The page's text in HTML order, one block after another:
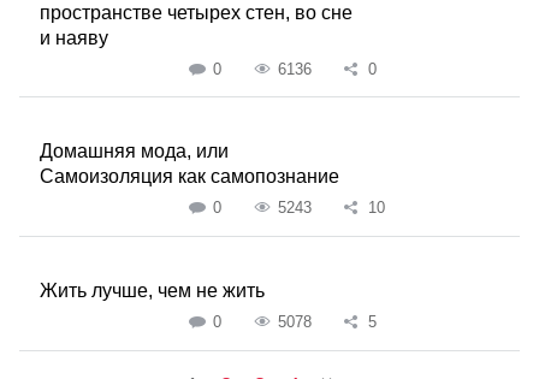
пространстве четырех стен, во сне
и наяву
0 6136 0
Домашняя мода, или
Самоизоляция как самопознание
0 5243 10
Жить лучше, чем не жить
0 5078 5